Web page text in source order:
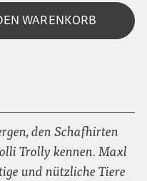
WARENKORB
den Schafhirten
Trolly kennen. Maxl
und nützliche Tiere